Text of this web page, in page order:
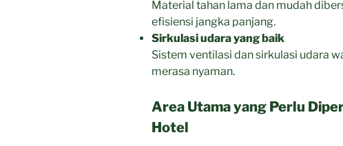
Material tahan lama dan mudah
efisiensi jangka panjang.
Sirkulasi udara yang baik
Sistem ventilasi dan sirkulasi udara
merasa nyaman.
Area Utama yang Perlu
Hotel